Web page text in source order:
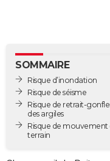
BONS PLANS
CARTE DE VOEUX
Carte de Noël
Carte Bonne année
Carte Saint-Valentin
Carte Pâques
Carte d'anniversaire
DICTIONNAIRE
Dictionnaire
Biographies
Citations
Expressions
Proverbes
PROGRAMME TV
SOMMAIRE
Risque d’inondation
Risque de séisme
Risque de retrait-
des argiles
Risque de mouvement
terrain